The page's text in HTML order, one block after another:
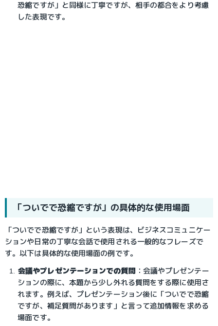
恐縮ですが」と同様に丁寧ですが、相手の都合をより考慮
した表現です。
「ついでで恐縮ですが」の具体的な使用場面
「ついでで恐縮ですが」という表現は、ビジネスコミュニケー
ションや日常の丁寧な会話で使用される一般的なフレーズで
す。以下は具体的な使用場面の例です。
会議やプレゼンテーションでの質問 ： 会議やプレゼンテー
ションの際に、本題から少し外れる質問をする際に使用さ
れます。例えば、プレゼンテーション後に「ついでで恐縮
ですが、補足質問があります」と言って追加情報を求める
場面です。